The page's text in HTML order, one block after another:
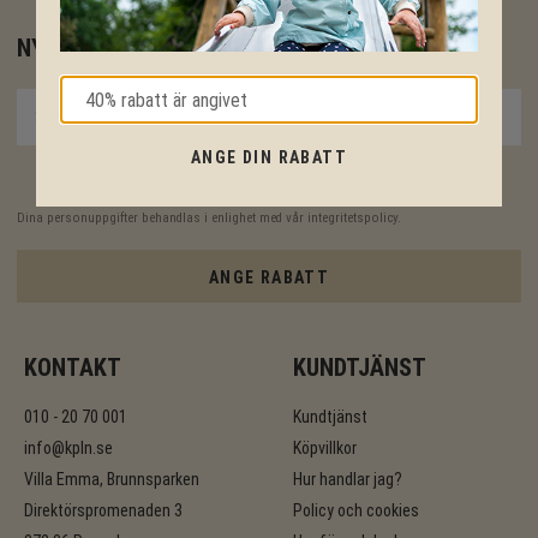
NYHETSBREV
Dina personuppgifter behandlas i enlighet med vår integritetspolicy.
ANGE RABATT
KONTAKT
010 - 20 70 001
info@kpln.se
Villa Emma, Brunnsparken
Direktörspromenaden 3
KUNDTJÄNST
Kundtjänst
Köpvillkor
Hur handlar jag?
Policy och cookies
ANGE DIN RABATT